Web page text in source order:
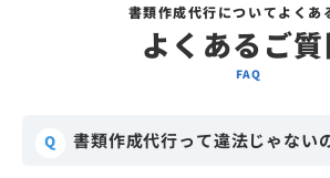
書類作成代行についてよくあ
よくあるご
FAQ
Q 書類作成代行って違法じゃない